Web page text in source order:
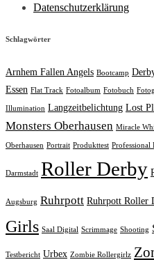
Datenschutzerklärung
Schlagwörter
Arnhem Fallen Angels Bootcamp
Essen Flat Track Fotoalbum Fotobuch
Illumination Langzeitbelichtung Lost
Monsters Oberhausen Miracle
Oberhausen Portrait Produkttest Professional
Darmstadt Roller Derby
Augsburg Ruhrpott Ruhrpott Roller
Girls Saal Digital Scrimmage Shooting
Testbericht Urbex Zombie Rollergirlz